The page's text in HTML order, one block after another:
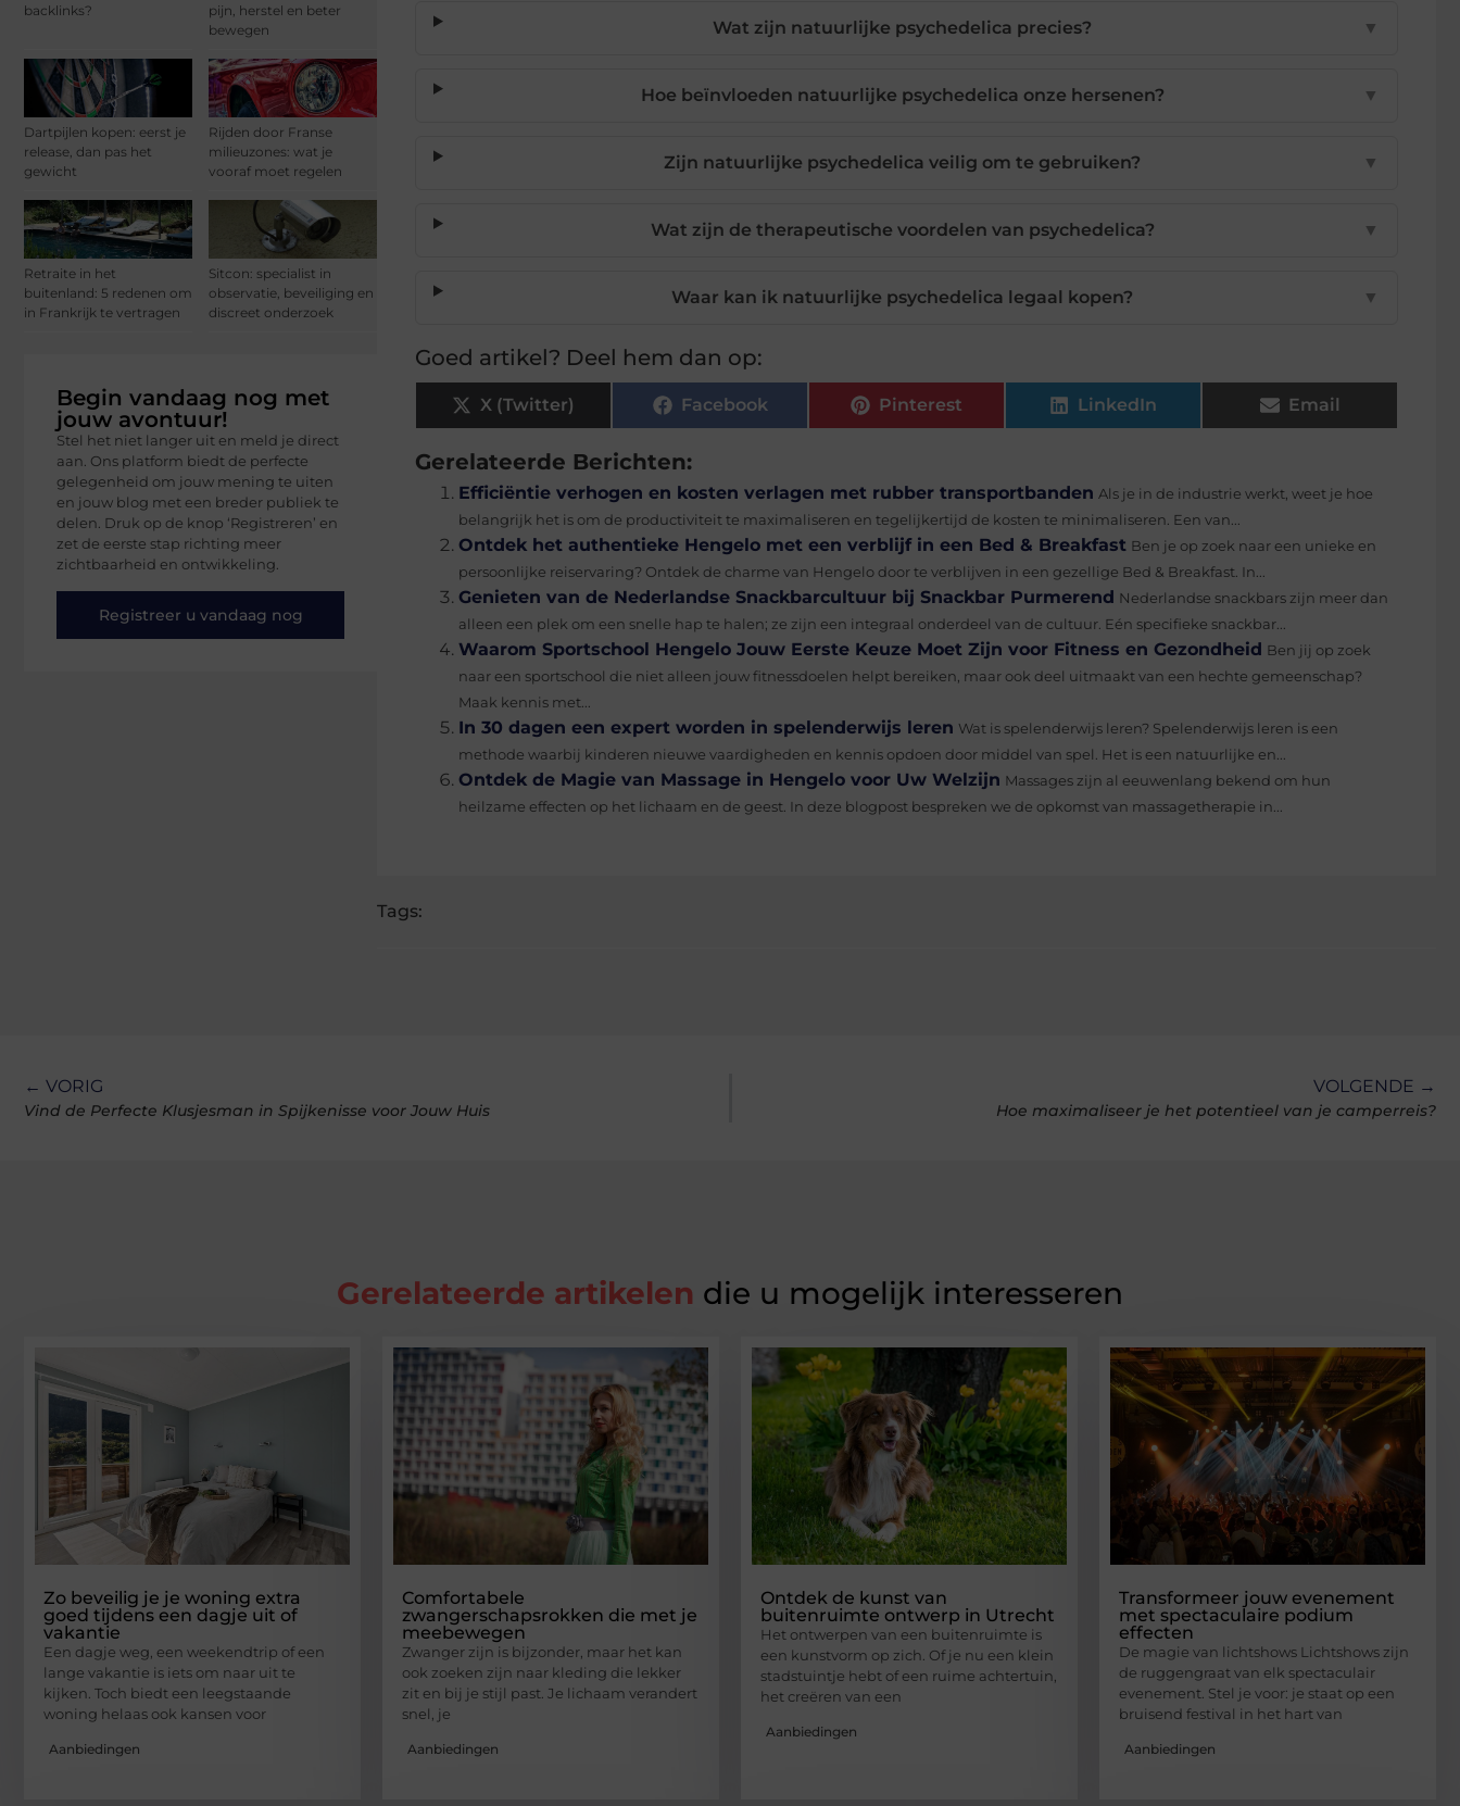
backlinks?
pijn, herstel en beter
bewegen
Dartpijlen kopen: eerst je
release, dan pas het
gewicht
Rijden door Franse
milieuzones: wat je
vooraf moet regelen
Retraite in het
buitenland: 5 redenen om
in Frankrijk te vertragen
Sitcon: specialist in
observatie, beveiliging en
discreet onderzoek
Begin vandaag nog met
jouw avontuur!
Stel het niet langer uit en meld je direct
aan. Ons platform biedt de perfecte
gelegenheid om jouw mening te uiten
en jouw blog met een breder publiek te
delen. Druk op de knop ‘Registreren’ en
zet de eerste stap richting meer
zichtbaarheid en ontwikkeling.
Registreer u vandaag nog
Wat zijn natuurlijke psychedelica precies? ▼
Hoe beïnvloeden natuurlijke psychedelica onze hersenen? ▼
Zijn natuurlijke psychedelica veilig om te gebruiken? ▼
Wat zijn de therapeutische voordelen van psychedelica? ▼
Waar kan ik natuurlijke psychedelica legaal kopen? ▼
Goed artikel? Deel hem dan op:
X (Twitter) Facebook Pinterest LinkedIn Email
Gerelateerde Berichten:
Efficiëntie verhogen en kosten verlagen met rubber transportbanden Als je in de industrie werkt, weet je hoe
belangrijk het is om de productiviteit te maximaliseren en tegelijkertijd de kosten te minimaliseren. Een van...
Ontdek het authentieke Hengelo met een verblijf in een Bed & Breakfast Ben je op zoek naar een unieke en
persoonlijke reiservaring? Ontdek de charme van Hengelo door te verblijven in een gezellige Bed & Breakfast. In...
Genieten van de Nederlandse Snackbarcultuur bij Snackbar Purmerend Nederlandse snackbars zijn meer dan
alleen een plek om een snelle hap te halen; ze zijn een integraal onderdeel van de cultuur. Eén specifieke snackbar...
Waarom Sportschool Hengelo Jouw Eerste Keuze Moet Zijn voor Fitness en Gezondheid Ben jij op zoek
naar een sportschool die niet alleen jouw fitnessdoelen helpt bereiken, maar ook deel uitmaakt van een hechte gemeenschap?
Maak kennis met...
In 30 dagen een expert worden in spelenderwijs leren Wat is spelenderwijs leren? Spelenderwijs leren is een
methode waarbij kinderen nieuwe vaardigheden en kennis opdoen door middel van spel. Het is een natuurlijke en...
Ontdek de Magie van Massage in Hengelo voor Uw Welzijn Massages zijn al eeuwenlang bekend om hun
heilzame effecten op het lichaam en de geest. In deze blogpost bespreken we de opkomst van massagetherapie in...
Tags:
← VORIG
Vind de Perfecte Klusjesman in Spijkenisse voor Jouw Huis
VOLGENDE →
Hoe maximaliseer je het potentieel van je camperreis?
Gerelateerde artikelen die u mogelijk interesseren
Zo beveilig je je woning extra
goed tijdens een dagje uit of
vakantie
Een dagje weg, een weekendtrip of een
lange vakantie is iets om naar uit te
kijken. Toch biedt een leegstaande
woning helaas ook kansen voor
Aanbiedingen
Comfortabele
zwangerschapsrokken die met je
meebewegen
Zwanger zijn is bijzonder, maar het kan
ook zoeken zijn naar kleding die lekker
zit en bij je stijl past. Je lichaam verandert
snel, je
Aanbiedingen
Ontdek de kunst van
buitenruimte ontwerp in Utrecht
Het ontwerpen van een buitenruimte is
een kunstvorm op zich. Of je nu een klein
stadstuintje hebt of een ruime achtertuin,
het creëren van een
Aanbiedingen
Transformeer jouw evenement
met spectaculaire podium
effecten
De magie van lichtshows Lichtshows zijn
de ruggengraat van elk spectaculair
evenement. Stel je voor: je staat op een
bruisend festival in het hart van
Aanbiedingen